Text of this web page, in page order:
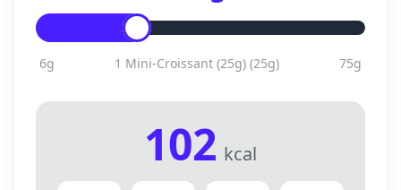
6g 1 Mini-Croissant (25g) (25g) 75g
102 kcal